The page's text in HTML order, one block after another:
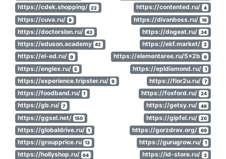
https://cdek.shopping/ 22 https://contented.ru/ 4
https://cuva.ru/ 9 https://divanboss.ru/ 16
https://doctorslon.ru/ 43 https://dogeat.ru/ 34
https://eduson.academy 42 https://ekf.market/ 2
https://el-ed.ru/ 9 https://elementaree.ru/5x2b 9
https://englex.ru/ 5 https://epldiamond.ru/ 1
https://experience.tripster.ru/ 9 https://flor2u.ru/ 7
https://foodband.ru/ 1 https://foxford.ru/ 24
https://gb.ru/ 7 https://getsy.ru/ 48
https://ggsel.net/ 150 https://gipfel.ru/ 20
https://globaldrive.ru/ 1 https://gorzdrav.org/ 69
https://groupprice.ru 13 https://gurugrow.ru/ 1
https://hollyshop.ru/ 64 https://id-store.ru/ 3